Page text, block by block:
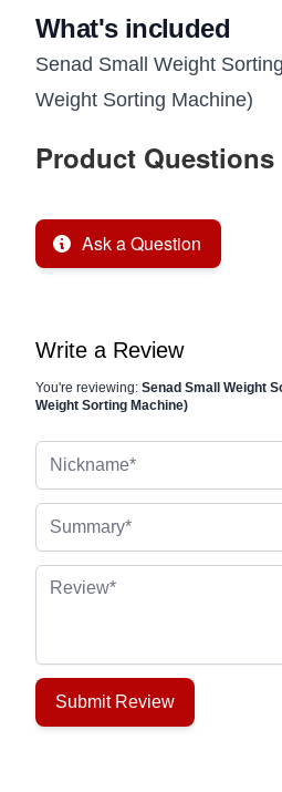
What's included
Senad Small Weight
Weight Sorting Machine)
Product Questions
Ask a Question
Write a Review
You're reviewing: Senad Small Weight
Weight Sorting Machine)
Review
Submit Review